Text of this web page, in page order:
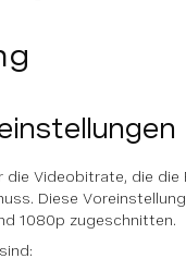
die Videobitrate, die
Diese
1080p zugeschnitten.